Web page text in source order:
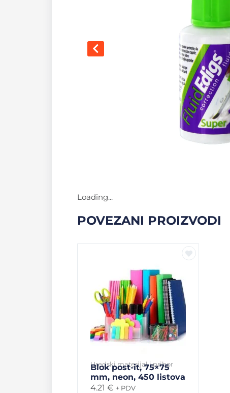
Loading...
POVEZANI PROIZVODI
Uredski materijal i pribor
Blok post-it, 75×75
mm, neon, 450 listova
4.21 € + PDV